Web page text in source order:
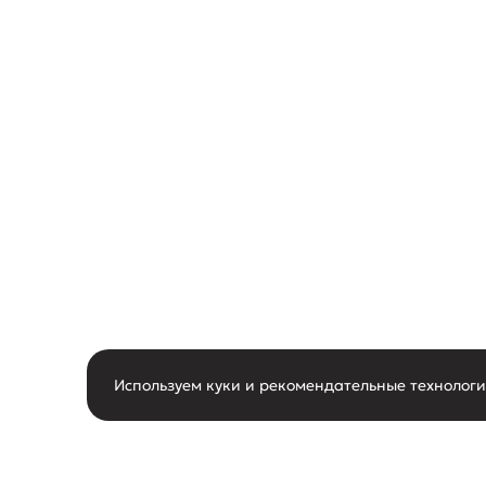
Используем куки и рекомендательные